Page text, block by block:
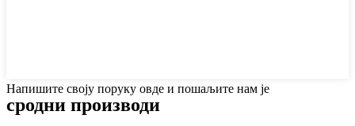
Напишите своју поруку овде и пошаљите нам је
сродни производи